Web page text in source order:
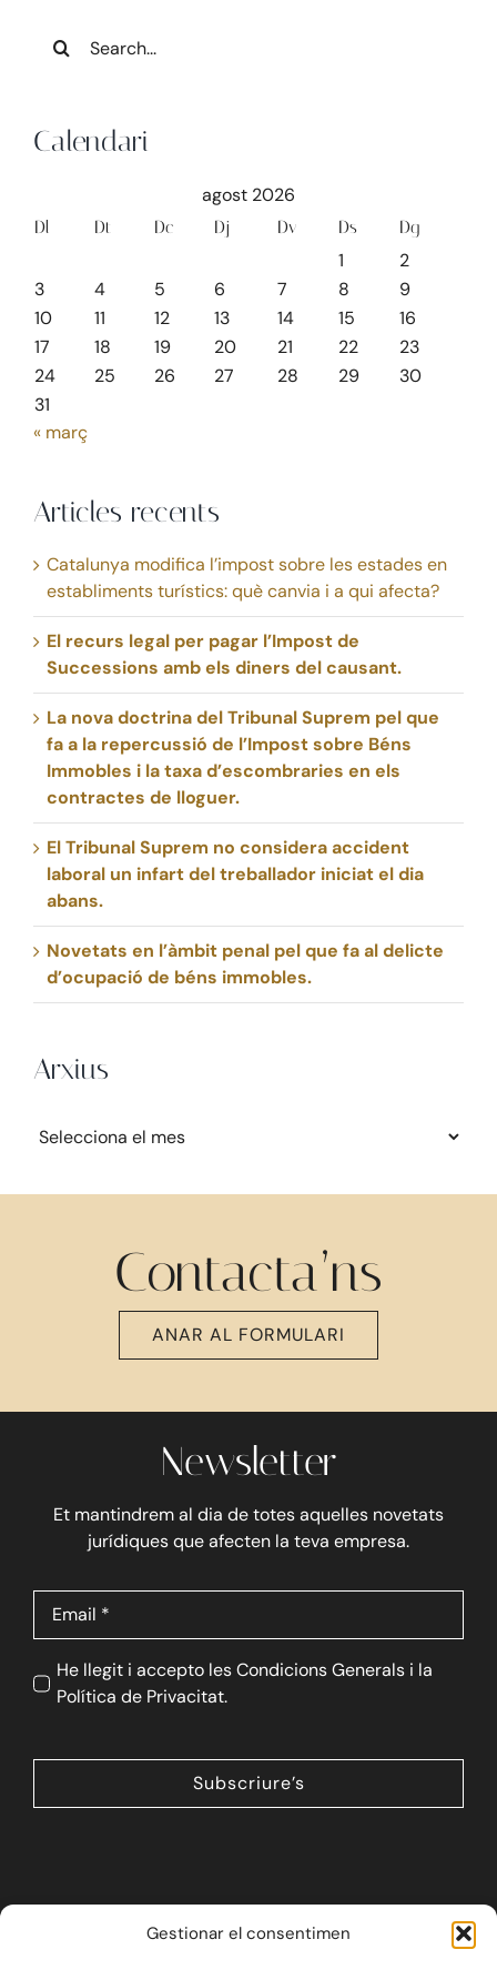
Gestionar el consentimen
for:
Calendari
agost 2026
Dl Dt Dc Dj Dv Ds Dg
1
2
3
4 5 6 7 8
9
10
11 12 13 14 15
16
17
18 19 20 21 22
23
24
25 26 27 28 29
30
31
« març
Articles recents
Catalunya modifica l’impost sobre les estades en
establiments turístics: què canvia i a qui afecta?
El recurs legal per pagar l’Impost de
Successions amb els diners del causant.
La nova doctrina del Tribunal Suprem pel que
fa a la repercussió de l’Impost sobre Béns
Immobles i la taxa d’escombraries en els
contractes de lloguer.
El Tribunal Suprem no considera accident
laboral un infart del treballador iniciat el dia
abans.
Novetats en l’àmbit penal pel que fa al delicte
d’ocupació de béns immobles.
Arxius
Contacta’ns
ANAR AL FORMULARI
Newsletter
Et mantindrem al dia de totes aquelles novetats
jurídiques que afecten la teva empresa.
He llegit i accepto les Condicions Generals i la
Política de Privacitat.
Subscriure’s